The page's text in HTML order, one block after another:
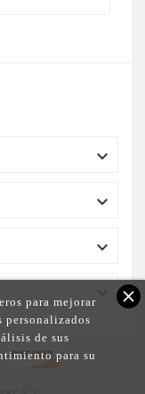



close
para mejorar
personalizados
de sus
para su